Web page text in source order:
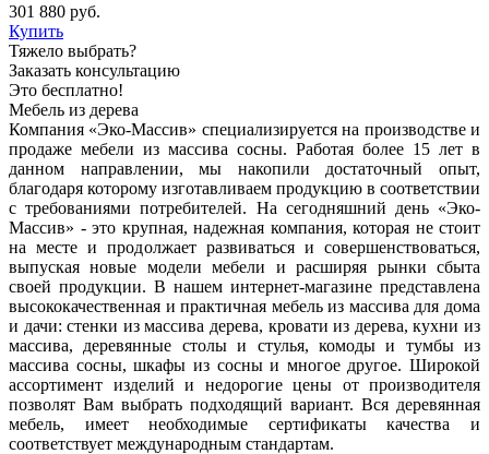
301 880 руб.
Купить
Тяжело выбрать?
Заказать консультацию
Это бесплатно!
Мебель из дерева
Компания «Эко-Массив» специализируется на производстве и
продаже мебели из массива сосны. Работая более 15 лет в
данном направлении, мы накопили достаточный опыт,
благодаря которому изготавливаем продукцию в соответствии
с требованиями потребителей. На сегодняшний день «Эко-
Массив» - это крупная, надежная компания, которая не стоит
на месте и продолжает развиваться и совершенствоваться,
выпуская новые модели мебели и расширяя рынки сбыта
своей продукции. В нашем интернет-магазине представлена
высококачественная и практичная мебель из массива для дома
и дачи: стенки из массива дерева, кровати из дерева, кухни из
массива, деревянные столы и стулья, комоды и тумбы из
массива сосны, шкафы из сосны и многое другое. Широкой
ассортимент изделий и недорогие цены от производителя
позволят Вам выбрать подходящий вариант. Вся деревянная
мебель, имеет необходимые сертификаты качества и
соответствует международным стандартам.